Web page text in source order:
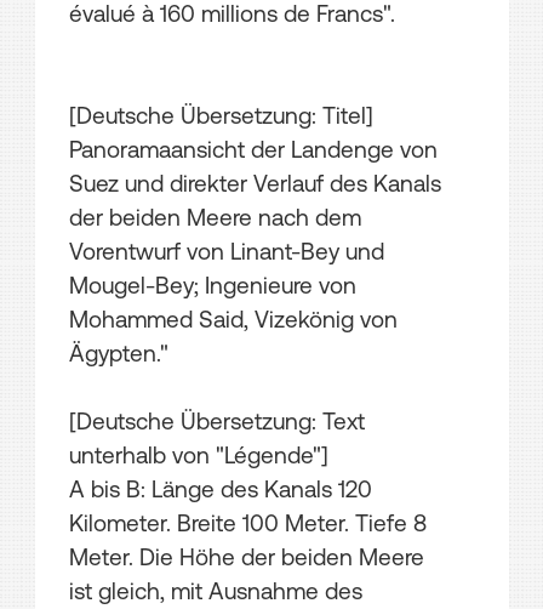
évalué à 160 millions de Francs".
[Deutsche Übersetzung: Titel]
Panoramaansicht der Landenge von
Suez und direkter Verlauf des Kanals
der beiden Meere nach dem
Vorentwurf von Linant-Bey und
Mougel-Bey; Ingenieure von
Mohammed Said, Vizekönig von
Ägypten."
[Deutsche Übersetzung: Text
unterhalb von "Légende"]
A bis B: Länge des Kanals 120
Kilometer. Breite 100 Meter. Tiefe 8
Meter. Die Höhe der beiden Meere
ist gleich, mit Ausnahme des